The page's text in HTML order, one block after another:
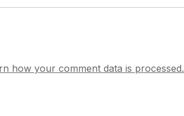
how your comment data is processed.